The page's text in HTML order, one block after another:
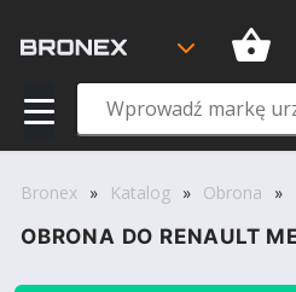
Bronex » Katalog » Obrona »
OBRONA DO RENAULT